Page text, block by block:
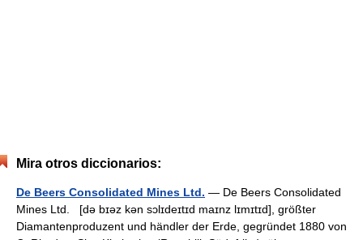
Mira otros diccionarios:
De Beers Consolidated Mines Ltd. — De Beers Consolidated
Mines Ltd. [də bɪəz kən sɔlɪdeɪtɪd maɪnz lɪmɪtɪd], größter
Diamantenproduzent und händler der Erde, gegründet 1880 von